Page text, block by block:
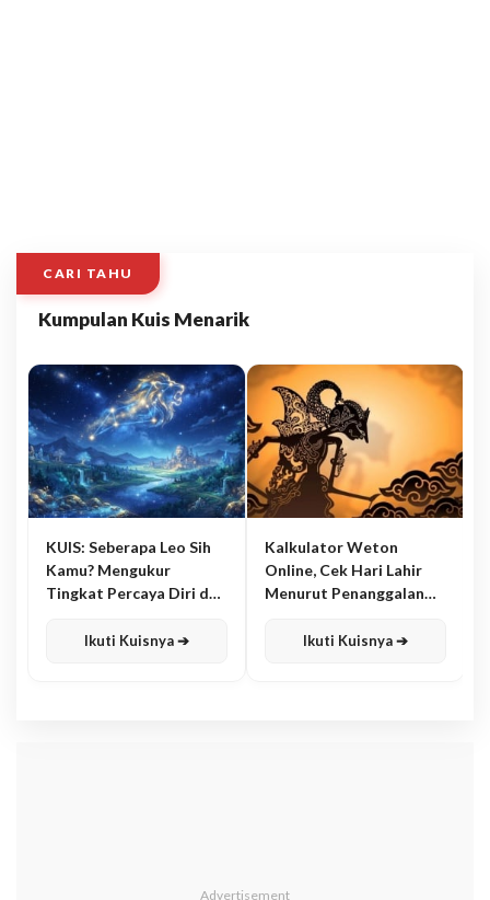
CARI TAHU
Kumpulan Kuis Menarik
KUIS: Seberapa Leo Sih
Kamu? Mengukur
Tingkat Percaya Diri dan
Ikuti Kuisnya ➔
Kalkulator Weton
Online, Cek Hari Lahir
Menurut Penanggalan
Ikuti Kuisnya ➔